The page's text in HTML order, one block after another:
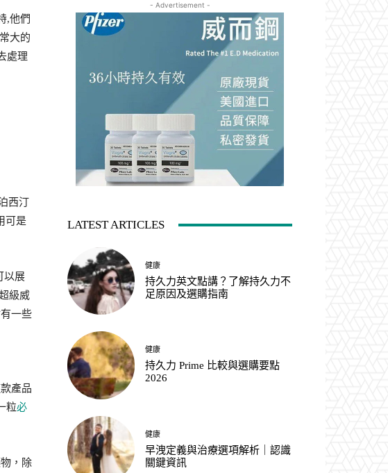
,他們
大的
處理
西汀
可是
以展
級威
一些
產品
粒必
，除
- Advertisement -
LATEST ARTICLES
健康
持久力英文點講？了解持久力不
足原因及選購指南
健康
持久力 Prime 比較與選購要點
2026
健康
早洩定義與治療選項解析｜認識
關鍵資訊